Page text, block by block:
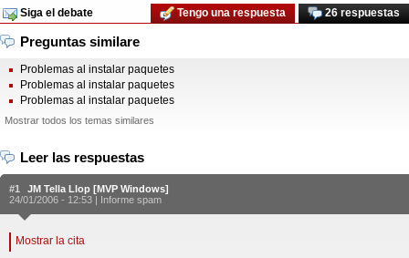
Siga el debate 26 respuestas
Tengo una respuesta
Preguntas similare
Problemas al instalar paquetes
Problemas al instalar paquetes
Problemas al instalar paquetes
Mostrar todos los temas similares
Leer las respuestas
#1
JM Tella Llop [MVP Windows]
24/01/2006 - 12:53 | Informe spam
Mostrar la cita